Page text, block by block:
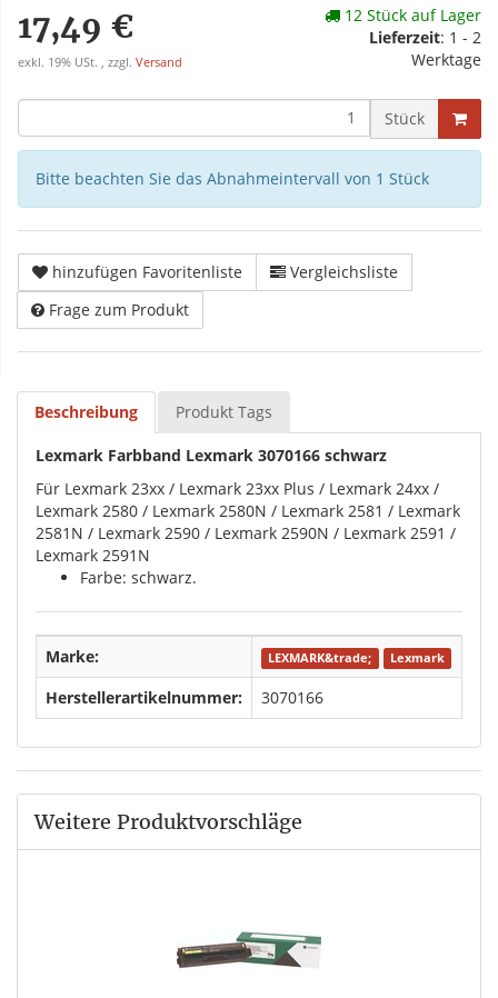
17,49 €
exkl. 19% USt. , zzgl. Versand
12 Stück auf Lager
Lieferzeit: 1 - 2
Werktage
Stück
Bitte beachten Sie das Abnahmeintervall von 1 Stück
hinzufügen Favoritenliste
Vergleichsliste
Frage zum Produkt
Beschreibung Produkt Tags
Lexmark Farbband Lexmark 3070166 schwarz
Für Lexmark 23xx / Lexmark 23xx Plus / Lexmark 24xx /
Lexmark 2580 / Lexmark 2580N / Lexmark 2581 / Lexmark
2581N / Lexmark 2590 / Lexmark 2590N / Lexmark 2591 /
Lexmark 2591N
Farbe: schwarz.
Marke: LEXMARK&trade; Lexmark
Herstellerartikelnummer: 3070166
Weitere Produktvorschläge